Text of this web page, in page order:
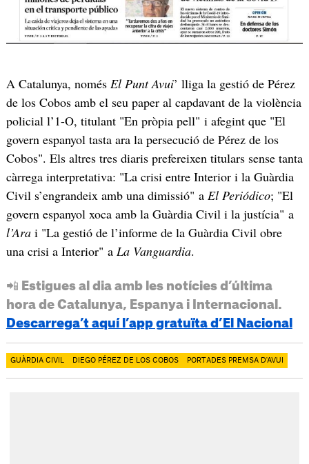
A Catalunya, només El Punt Avui’ lliga la gestió de Pérez
de los Cobos amb el seu paper al capdavant de la violència
policial l’1-O, titulant "En pròpia pell" i afegint que "El
govern espanyol tasta ara la persecució de Pérez de los
Cobos". Els altres tres diaris prefereixen titulars sense tanta
càrrega interpretativa: "La crisi entre Interior i la Guàrdia
Civil s’engrandeix amb una dimissió" a El Periódico; "El
govern espanyol xoca amb la Guàrdia Civil i la justícia" a
l’Ara i "La gestió de l’informe de la Guàrdia Civil obre
una crisi a Interior" aLa Vanguardia.
📲 Estigues al dia amb les notícies d’última
hora de Catalunya, Espanya i Internacional.
Descarrega’t aquí l’app gratuïta d’El Nacional
GUÀRDIA CIVIL DIEGO PÉREZ DE LOS COBOS PORTADES PREMSA D'AVUI